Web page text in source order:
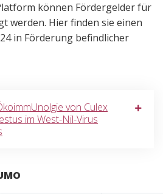
können Fördergelder für
werden. Hier finden sie einen
in Förderung befindlicher
von Culex
im West-Nil-Virus